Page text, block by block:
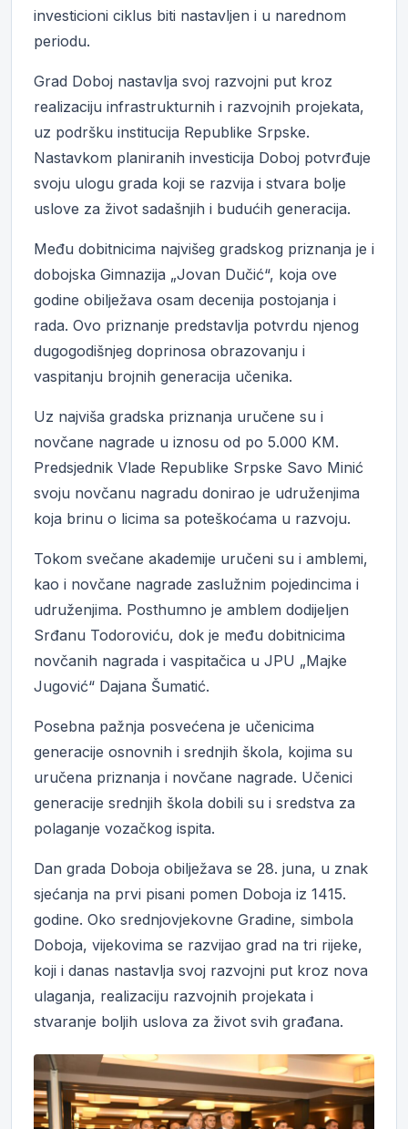
investicioni ciklus biti nastavljen i u narednom
periodu.
Grad Doboj nastavlja svoj razvojni put kroz
realizaciju infrastrukturnih i razvojnih projekata,
uz podršku institucija Republike Srpske.
Nastavkom planiranih investicija Doboj potvrđuje
svoju ulogu grada koji se razvija i stvara bolje
uslove za život sadašnjih i budućih generacija.
Među dobitnicima najvišeg gradskog priznanja je i
dobojska Gimnazija „Jovan Dučić“, koja ove
godine obilježava osam decenija postojanja i
rada. Ovo priznanje predstavlja potvrdu njenog
dugogodišnjeg doprinosa obrazovanju i
vaspitanju brojnih generacija učenika.
Uz najviša gradska priznanja uručene su i
novčane nagrade u iznosu od po 5.000 KM.
Predsjednik Vlade Republike Srpske Savo Minić
svoju novčanu nagradu donirao je udruženjima
koja brinu o licima sa poteškoćama u razvoju.
Tokom svečane akademije uručeni su i amblemi,
kao i novčane nagrade zaslužnim pojedincima i
udruženjima. Posthumno je amblem dodijeljen
Srđanu Todoroviću, dok je među dobitnicima
novčanih nagrada i vaspitačica u JPU „Majke
Jugović“ Dajana Šumatić.
Posebna pažnja posvećena je učenicima
generacije osnovnih i srednjih škola, kojima su
uručena priznanja i novčane nagrade. Učenici
generacije srednjih škola dobili su i sredstva za
polaganje vozačkog ispita.
Dan grada Doboja obilježava se 28. juna, u znak
sjećanja na prvi pisani pomen Doboja iz 1415.
godine. Oko srednjovjekovne Gradine, simbola
Doboja, vijekovima se razvijao grad na tri rijeke,
koji i danas nastavlja svoj razvojni put kroz nova
ulaganja, realizaciju razvojnih projekata i
stvaranje boljih uslova za život svih građana.